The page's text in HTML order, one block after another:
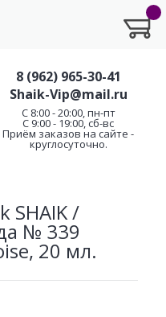
8 (962) 965-30-41
Shaik-Vip@mail.ru
C 8:00 - 20:00, пн-пт
С 9:00 - 19:00, сб-вс
Приём заказов на сайте -
круглосуточно.
SHAIK /
№ 339
20 мл.